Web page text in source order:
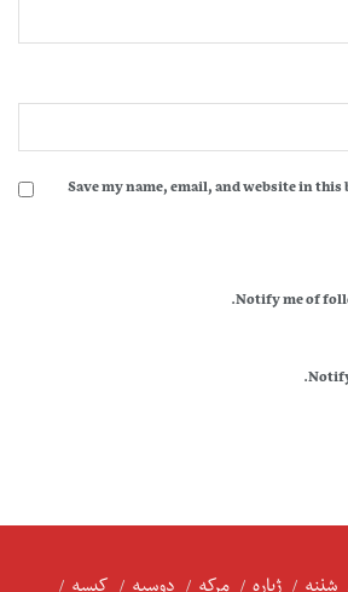
Save my name, email, and website in
Notify me of